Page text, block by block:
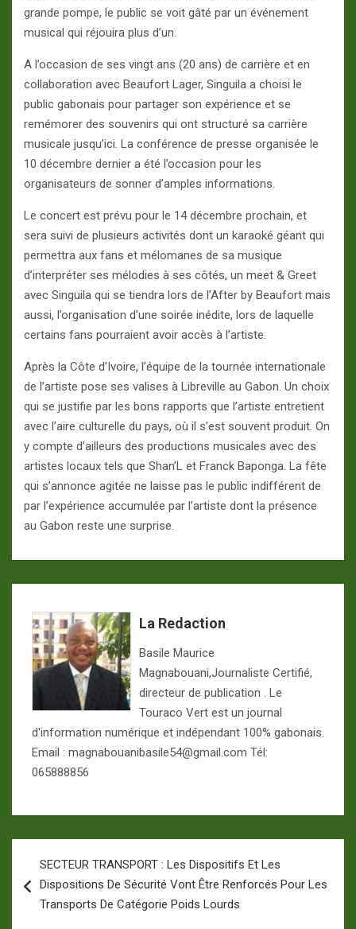
grande pompe, le public se voit gâté par un événement
musical qui réjouira plus d’un.
A l’occasion de ses vingt ans (20 ans) de carrière et en
collaboration avec Beaufort Lager, Singuila a choisi le
public gabonais pour partager son expérience et se
remémorer des souvenirs qui ont structuré sa carrière
musicale jusqu’ici. La conférence de presse organisée le
10 décembre dernier a été l’occasion pour les
organisateurs de sonner d’amples informations.
Le concert est prévu pour le 14 décembre prochain, et
sera suivi de plusieurs activités dont un karaoké géant qui
permettra aux fans et mélomanes de sa musique
d’interpréter ses mélodies à ses côtés, un meet & Greet
avec Singuila qui se tiendra lors de l’After by Beaufort mais
aussi, l’organisation d’une soirée inédite, lors de laquelle
certains fans pourraient avoir accès à l’artiste.
Après la Côte d’Ivoire, l’équipe de la tournée internationale
de l’artiste pose ses valises à Libreville au Gabon. Un choix
qui se justifie par les bons rapports que l’artiste entretient
avec l’aire culturelle du pays, où il s’est souvent produit. On
y compte d’ailleurs des productions musicales avec des
artistes locaux tels que Shan’L et Franck Baponga. La fête
qui s’annonce agitée ne laisse pas le public indifférent de
par l’expérience accumulée par l’artiste dont la présence
au Gabon reste une surprise.
La Redaction
Basile Maurice
Magnabouani,Journaliste Certifié,
directeur de publication . Le
Touraco Vert est un journal
d'information numérique et indépendant 100% gabonais.
Email : magnabouanibasile54@gmail.com Tél:
065888856
de
l’article
SECTEUR TRANSPORT : Les Dispositifs Et Les
Dispositions De Sécurité Vont Être Renforcés Pour Les
Transports De Catégorie Poids Lourds